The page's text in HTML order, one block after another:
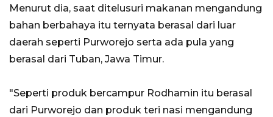
Menurut dia, saat ditelusuri makanan mengandung
bahan berbahaya itu ternyata berasal dari luar
daerah seperti Purworejo serta ada pula yang
berasal dari Tuban, Jawa Timur.
"Seperti produk bercampur Rodhamin itu berasal
dari Purworejo dan produk teri nasi mengandung